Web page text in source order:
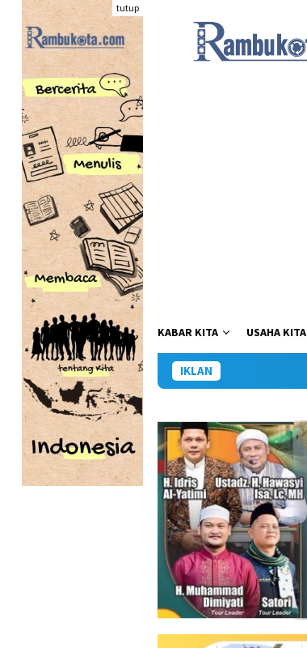
Loncat
konten
tutup
KABAR KITA USAHA KITA
IKLAN